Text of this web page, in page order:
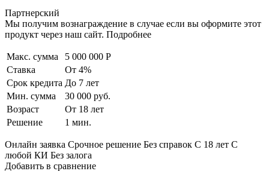
Партнерский
Мы получим вознаграждение в случае если вы оформите этот
продукт через наш сайт. Подробнее
Макс. сумма
5 000 000 Р
Ставка
От 4%
Срок кредита До 7 лет
Мин. сумма
30 000 руб.
Возраст
От 18 лет
Решение
1 мин.
Онлайн заявка Срочное решение Без справок С 18 лет С
любой КИ Без залога
Добавить в сравнение